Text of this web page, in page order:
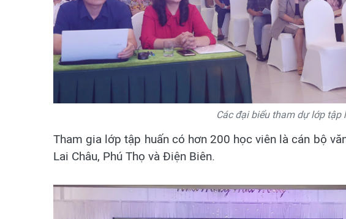
Các đại biểu tham dự lớp tập
Tham gia lớp tập huấn có hơn 200 học viên là cán bộ
Lai Châu, Phú Thọ và Điện Biên.